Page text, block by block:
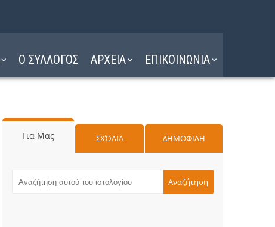
Ο ΣΥΛΛΟΓΟΣ ΑΡΧΕΙΑ ΕΠΙΚΟΙΝΩΝΙΑ
Για Μας ΣΧΌΛΙΑ ΔΗΜΟΦΙΛΗ